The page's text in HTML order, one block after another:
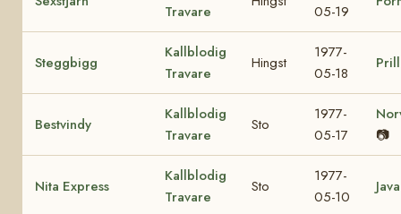
Travare
05-19
Steggbigg
Kallblodig
Travare
Hingst
1977-
05-18
Bestvindy
Kallblodig
Travare
Sto
1977-
05-17
📷
Nita Express
Kallblodig
Travare
Sto
1977-
05-10